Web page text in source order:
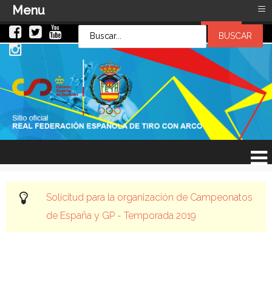
Solicitud para la organización de Campeonatos
de España y GP - Temporada 2019
LOG INOR
Contraseña
Recuérdeme
Menu ≡